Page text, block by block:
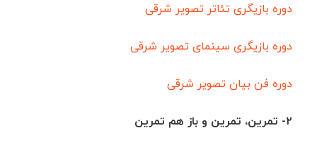
دوره بازیگری تئاتر تصویر شرقی
دوره بازیگری سینمای تصویر شرقی
دوره فن بیان تصویر شرقی
۲- تمرین، تمرین و باز هم تمرین